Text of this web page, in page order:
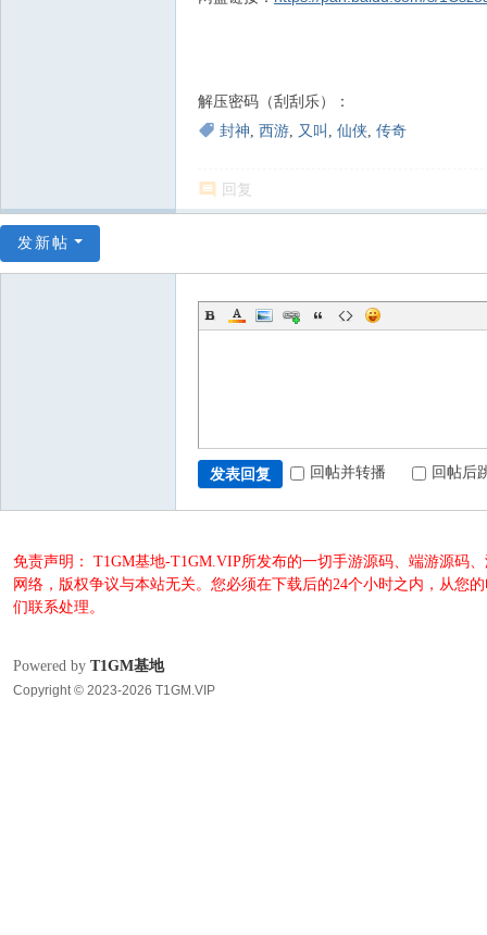
解压密码（刮刮乐）：
封神, 西游, 又叫 , 仙侠, 传奇
回复
发新帖
发表回复 回帖并转播 回帖后
免责声明： T1GM基地-T1GM.VIP所发布的一切手游源码、端游源码
网络，版权争议与本站无关。您必须在下载后的24个小时之内，从您
们联系处理。
Powered by T1GM基地
Copyright © 2023-2026 T1GM.VIP